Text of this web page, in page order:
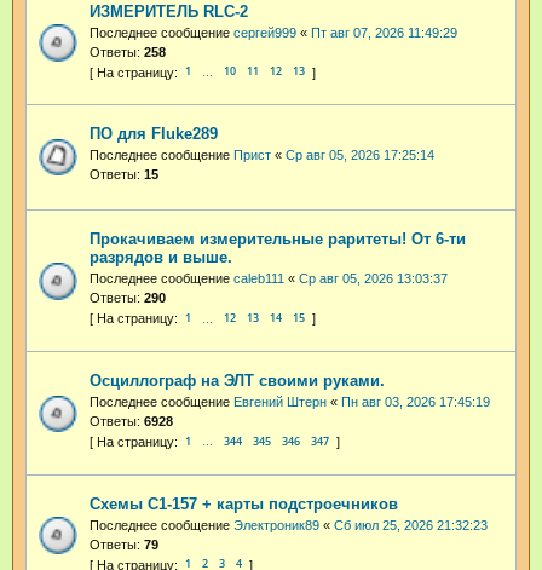
ИЗМЕРИТЕЛЬ RLC-2
Последнее сообщение сергей999 « Пт авг 07, 2026 11:49:29
Ответы: 258
1 10 11 12 13
ПО для Fluke289
Последнее сообщение Прист « Ср авг 05, 2026 17:25:14
Ответы: 15
Прокачиваем измерительные раритеты! От 6-ти
разрядов и выше.
Последнее сообщение caleb111 « Ср авг 05, 2026 13:03:37
Ответы: 290
1 12 13 14 15
Осциллограф на ЭЛТ своими руками.
Последнее сообщение Евгений Штерн « Пн авг 03, 2026 17:45:19
Ответы: 6928
1 … 344 345 346 347
Схемы С1-157 + карты подстроечников
Последнее сообщение Электроник89 « Сб июл 25, 2026 21:32:23
Ответы: 79
1 2 3 4